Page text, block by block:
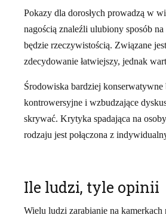
Pokazy dla dorosłych prowadzą w
nagością znaleźli ulubiony sposób
będzie rzeczywistością. Związane
zdecydowanie łatwiejszy, jednak
Środowiska bardziej
kontrowersyjne i wzbudzające
skrywać. Krytyka spadająca na
rodzaju jest połączona z
Ile ludzi, tyle opinii
Wielu ludzi zarabianie na